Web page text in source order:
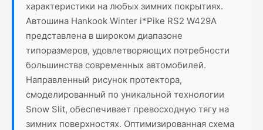
характеристики на любых зимних покрытиях.
Автошина Hankook Winter i*Pike RS2 W429A
представлена в широком диапазоне
типоразмеров, удовлетворяющих потребности
большинства современных автомобилей.
Направленный рисунок протектора,
смоделированный по уникальной технологии
Snow Slit, обеспечивает превосходную тягу на
зимних поверхностях. Оптимизированная схема